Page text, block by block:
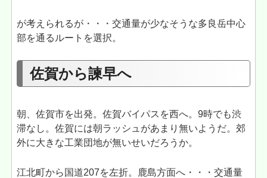
が考えられるが・・・交通量が少なそうな多良岳中心
部を通るルートを選択。
佐賀から諫早へ
朝、佐賀市を出発。佐賀バイパスを西へ。9時でも渋
滞なし。佐賀には朝ラッシュがあまり無いようだ。郊
外に大きな工業団地が無いせいだろうか。
江北町から国道207を左折。鹿島方面へ・・・交通量